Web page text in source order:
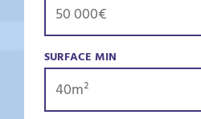
SURFACE MIN